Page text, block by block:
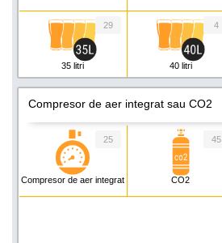
35 litri
29
40 litri
4
55 litri 60 litri
Compresor de aer integrat sau CO2
Compresor de aer integrat
25
CO2
45